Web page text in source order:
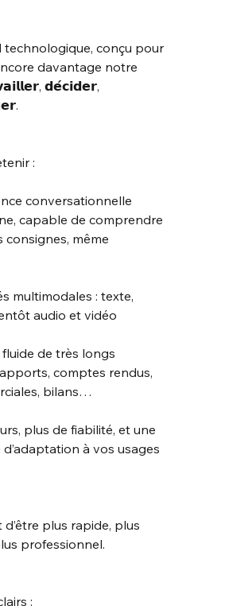
technologique, conçu pour
davantage notre
𝗱𝗲́𝗰𝗶𝗱𝗲𝗿,
:
conversationnelle
capable de comprendre
consignes, même
multimodales : texte,
audio et vidéo
de très longs
comptes rendus,
bilans…
plus de fiabilité, et une
à vos usages
d’être plus rapide, plus
professionnel.
: